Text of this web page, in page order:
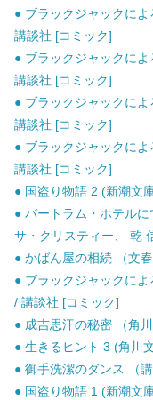
● ブラックジャックに
講談社 [コミック]
● ブラックジャックに
講談社 [コミック]
● ブラックジャックに
講談社 [コミック]
● ブラックジャックに
講談社 [コミック]
● 国盗り物語 2 (新潮文
● バートラム・ホテル
サ・クリスティー、 乾
● かばん屋の相続 （文
● ブラックジャックに
/ 講談社 [コミック]
● 成吉思汗の秘密 （角
● 生きるヒント 3 (角川
● 御手洗潔のダンス （
● 国盗り物語 1 (新潮文